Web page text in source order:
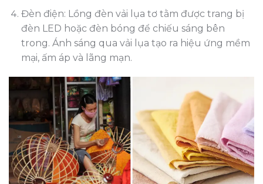
Đèn điện: Lồng đèn vải lụa tơ tằm được trang bị
đèn LED hoặc đèn bóng để chiếu sáng bên
trong. Ánh sáng qua vải lụa tạo ra hiệu ứng mềm
mại, ấm áp và lãng mạn.